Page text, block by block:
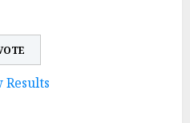
Results